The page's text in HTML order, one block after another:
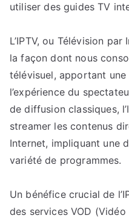
utiliser des guides TV
L’IPTV, ou Télévision
la façon dont nous
télévisuel, apportant
l’expérience du
de diffusion classiques,
streamer les contenus
Internet, impliquant une
variété de programmes.
Un bénéfice crucial de
des services VOD